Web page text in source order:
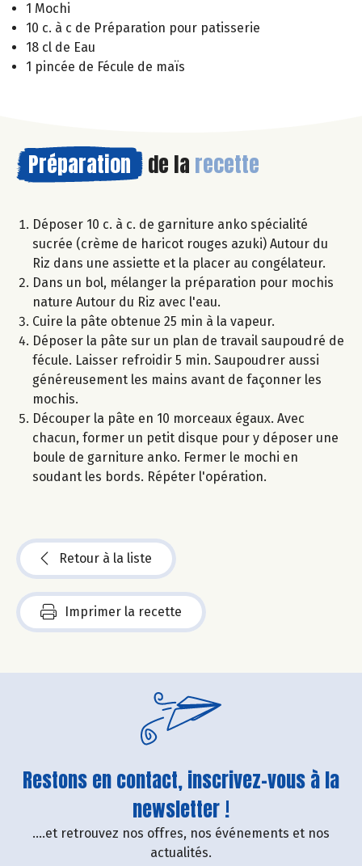
1 Mochi
10 c. à c de Préparation pour patisserie
18 cl de Eau
1 pincée de Fécule de maïs
Préparation de la recette
Déposer 10 c. à c. de garniture anko spécialité
sucrée (crème de haricot rouges azuki) Autour du
Riz dans une assiette et la placer au congélateur.
Dans un bol, mélanger la préparation pour mochis
nature Autour du Riz avec l'eau.
Cuire la pâte obtenue 25 min à la vapeur.
Déposer la pâte sur un plan de travail saupoudré de
fécule. Laisser refroidir 5 min. Saupoudrer aussi
généreusement les mains avant de façonner les
mochis.
Découper la pâte en 10 morceaux égaux. Avec
chacun, former un petit disque pour y déposer une
boule de garniture anko. Fermer le mochi en
soudant les bords. Répéter l'opération.
Retour à la liste
Imprimer la recette
Restons en contact, inscrivez-vous à la
newsletter !
....et retrouvez nos offres, nos événements et nos
actualités.